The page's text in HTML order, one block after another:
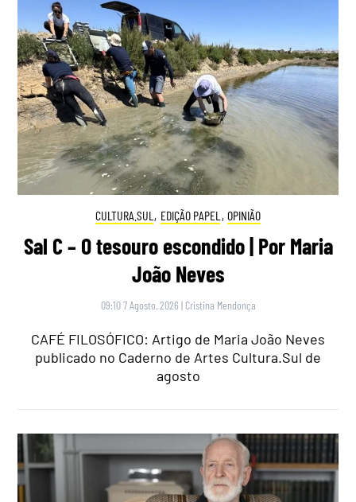
CULTURA.SUL , EDIÇÃO PAPEL , OPINIÃO
Sal C – O tesouro escondido | Por Maria
João Neves
09:10 7 Agosto, 2026 | Cristina Mendonça
CAFÉ FILOSÓFICO: Artigo de Maria João Neves
publicado no Caderno de Artes Cultura.Sul de
agosto